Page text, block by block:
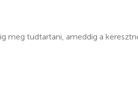
meg tudtartani, ameddig a